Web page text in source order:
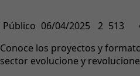
Público 06/04/2025 2 513
Conoce los proyectos y
sector evolucione y